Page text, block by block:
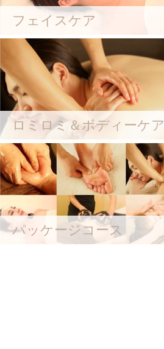
フェイスケア
ロミロミ＆ボディーケア
パッケージコース